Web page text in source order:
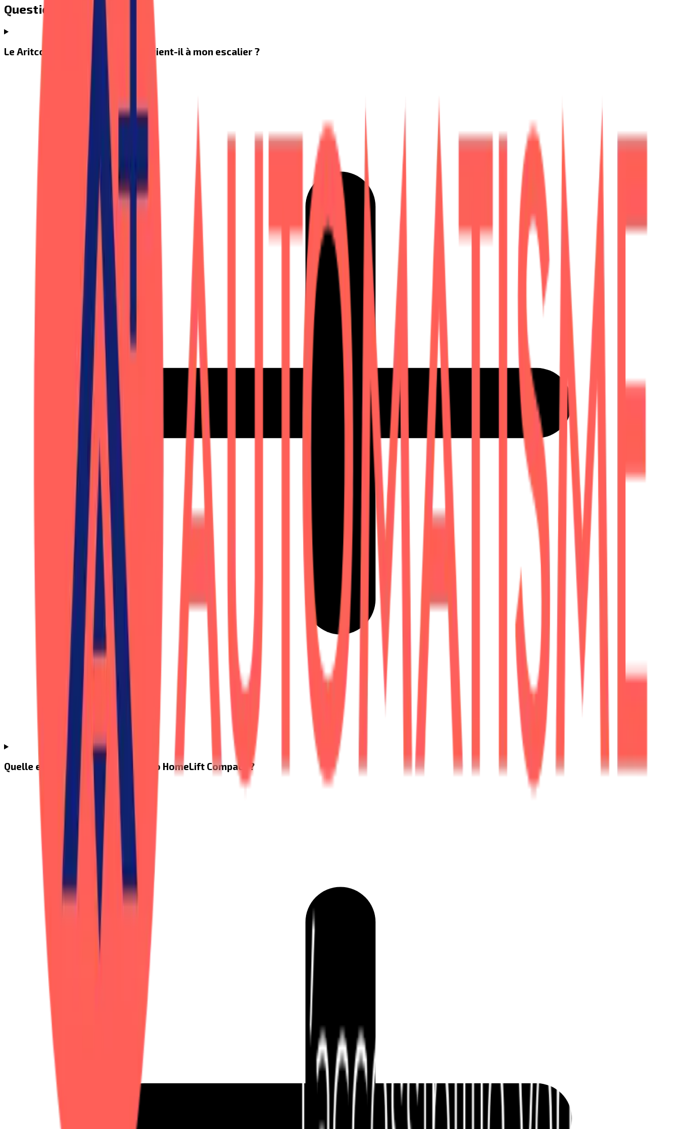
Questions fréquentes
Le Aritco HomeLift Compact convient-il à mon escalier ?
Quelle est la garantie sur le Aritco HomeLift Compact ?